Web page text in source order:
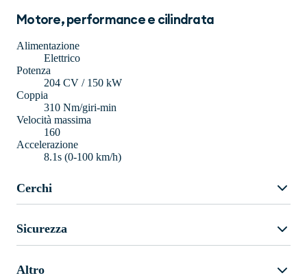
Motore, performance e cilindrata
Alimentazione
Elettrico
Potenza
204 CV / 150 kW
Coppia
310 Nm/giri-min
Velocità massima
160
Accelerazione
8.1s (0-100 km/h)
Cerchi
Sicurezza
Altro